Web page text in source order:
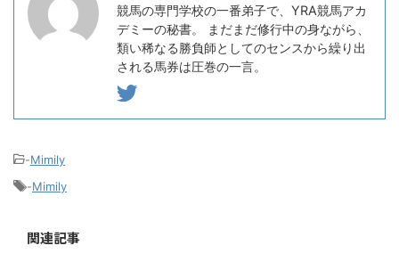
競馬の専門学校の一番弟子で、YRA競馬アカ
デミーの秘書。 まだまだ修行中の身ながら、
類い稀なる勝負師としてのセンスから繰り出
される馬券は圧巻の一言。
-Mimily
-Mimily
関連記事